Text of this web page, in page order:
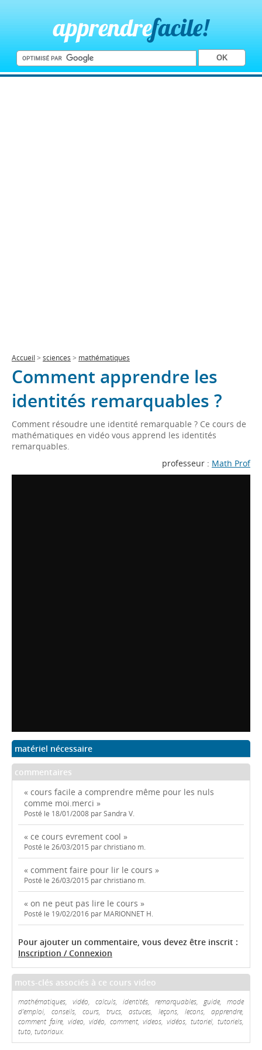
apprendrefacile!
Accueil > sciences > mathématiques
Comment apprendre les
identités remarquables ?
Comment résoudre une identité remarquable ? Ce cours de
mathématiques en vidéo vous apprend les identités
remarquables.
professeur : Math Prof
matériel nécessaire
commentaires
« cours facile a comprendre même pour les nuls
comme moi.merci »
Posté le 18/01/2008 par Sandra V.
« ce cours evrement cool »
Posté le 26/03/2015 par christiano m.
« comment faire pour lir le cours »
Posté le 26/03/2015 par christiano m.
« on ne peut pas lire le cours »
Posté le 19/02/2016 par MARIONNET H.
Pour ajouter un commentaire, vous devez être inscrit :
Inscription / Connexion
mots-clés associés à ce cours video
mathématiques, vidéo, calculs, identités, remarquables, guide, mode
d'emploi, conseils, cours, trucs, astuces, leçons, lecons, apprendre,
comment faire, video, vidéo, comment, videos, vidéos, tutoriel, tutoriels,
tuto, tutoriaux.